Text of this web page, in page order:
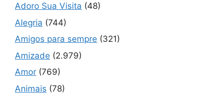
Adoro Sua Visita (48)
Alegria (744)
Amigos para sempre (321)
Amizade (2.979)
Amor (769)
Animais (78)